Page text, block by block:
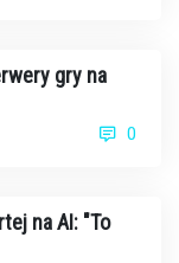
gry na
0
na AI: "To